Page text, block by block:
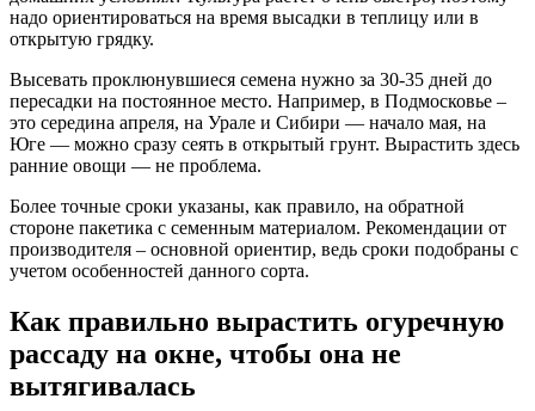
надо ориентироваться на время высадки в теплицу или в
открытую грядку.
Высевать проклюнувшиеся семена нужно за 30-35 дней до
пересадки на постоянное место. Например, в Подмосковье –
это середина апреля, на Урале и Сибири — начало мая, на
Юге — можно сразу сеять в открытый грунт. Вырастить здесь
ранние овощи — не проблема.
Более точные сроки указаны, как правило, на обратной
стороне пакетика с семенным материалом. Рекомендации от
производителя – основной ориентир, ведь сроки подобраны с
учетом особенностей данного сорта.
Как правильно вырастить огуречную
рассаду на окне, чтобы она не
вытягивалась